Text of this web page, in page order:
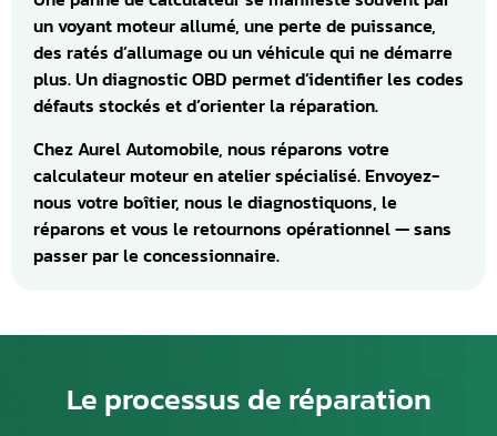
un voyant moteur allumé, une perte de puissance,
des ratés d’allumage ou un véhicule qui ne démarre
plus. Un diagnostic OBD permet d’identifier les codes
défauts stockés et d’orienter la réparation.
Chez Aurel Automobile, nous réparons votre
calculateur moteur en atelier spécialisé. Envoyez-
nous votre boîtier, nous le diagnostiquons, le
réparons et vous le retournons opérationnel — sans
passer par le concessionnaire.
Le processus de réparation